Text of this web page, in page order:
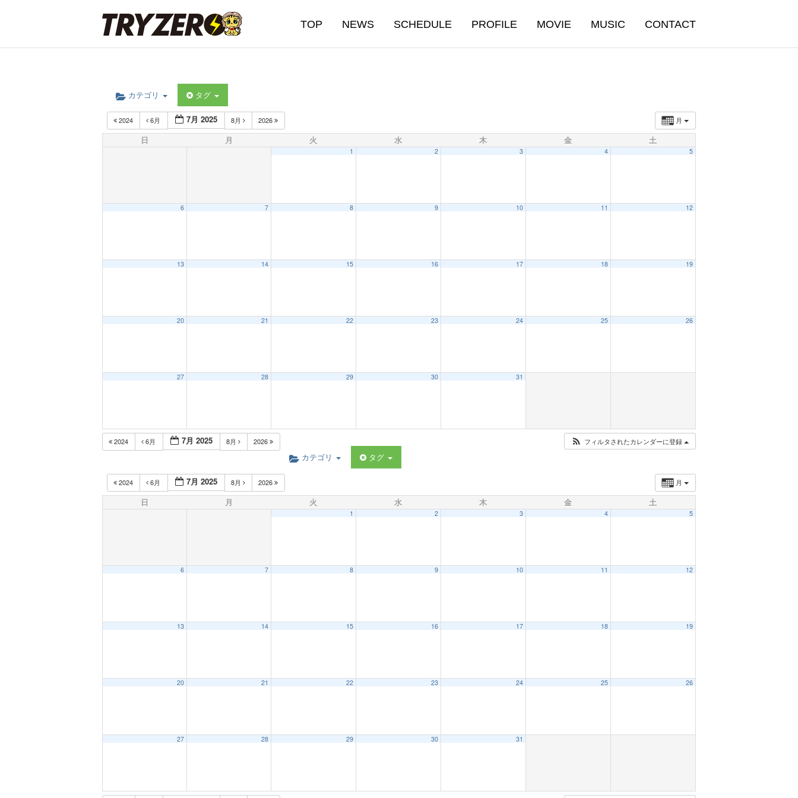
TOP NEWS SCHEDULE PROFILE MOVIE MUSIC CONTACT
カテゴリ タグ
月
2024 6月 7月 2025 8月 2026
日 月 火 水 木 金 土
1 2 3 4 5
6 7 8 9 10 11 12
13 14 15 16 17 18 19
20 21 22 23 24 25 26
27 28 29 30 31
2024 6月 7月 2025 8月 2026 フィルタされたカレンダーに登録
カテゴリ タグ
月
2024 6月 7月 2025 8月 2026
日 月 火 水 木 金 土
1 2 3 4 5
6 7 8 9 10 11 12
13 14 15 16 17 18 19
20 21 22 23 24 25 26
27 28 29 30 31